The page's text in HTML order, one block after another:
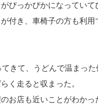
ぴっかぴかになっていて
付き、車椅子の方も利用
きて、うどんで温まっ
く走ると収まった。
お店も近いことがわかっ